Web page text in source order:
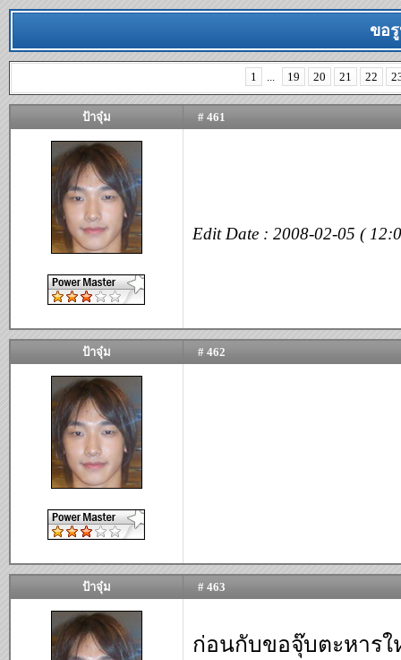
ขอ
1 19 20 21 22
ป้าจุ๋ม # 461
Edit Date : 2008-02-05 (
ป้าจุ๋ม # 462
ป้าจุ๋ม # 463
ก่อนกับขอจุ๊บตะหาร